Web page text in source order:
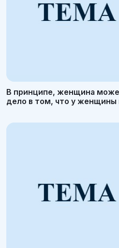
В принципе, женщина
дело в том, что у женщины